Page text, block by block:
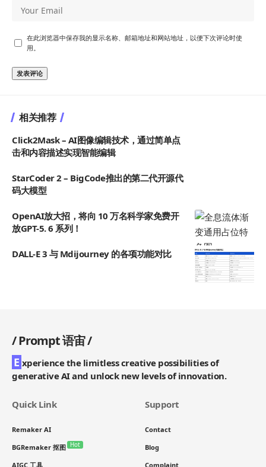
在此浏览器中保存我的显示名称、邮箱地址和网站地址，以便下次评论时使
用。
相关推荐
Click2Mask – AI图像编辑技术，通过简单点
击和内容描述实现智能编辑
StarCoder 2 – BigCode推出的第二代开源代
码大模型
​OpenAI放大招，将向 10 万名科学家免费开
放GPT-5. 6 系列！
DALL-E 3 与 Mdijourney 的各项功能对比
/Prompt 语宙/
E xperience the limitless creative possibilities of
generative AI and unlock new levels of innovation.
Quick Link
Remaker AI
BGRemaker 抠图 Hot
AIGC 工具
Support
Contact
Blog
Complaint